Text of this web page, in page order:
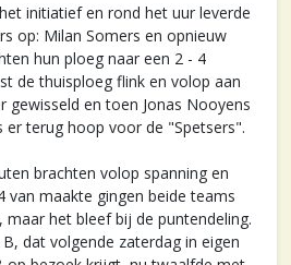
initiatief en rond het uur leverde
op: Milan Somers en opnieuw
hun ploeg naar een 2 - 4
de thuisploeg flink en volop aan
gewisseld en toen Jonas Nooyens
er terug hoop voor de "Spetsers".
brachten volop spanning en
van maakte gingen beide teams
het bleef bij de puntendeling.
dat volgende zaterdag in eigen